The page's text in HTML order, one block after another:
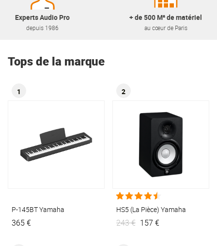
Experts Audio Pro
depuis 1986
+ de 500 M² de matériel
au cœur de Paris
Tops de la marque
1
P-145BTYamaha
365 €
2
HS5 (La Pièce) Yamaha
243 € 157 €